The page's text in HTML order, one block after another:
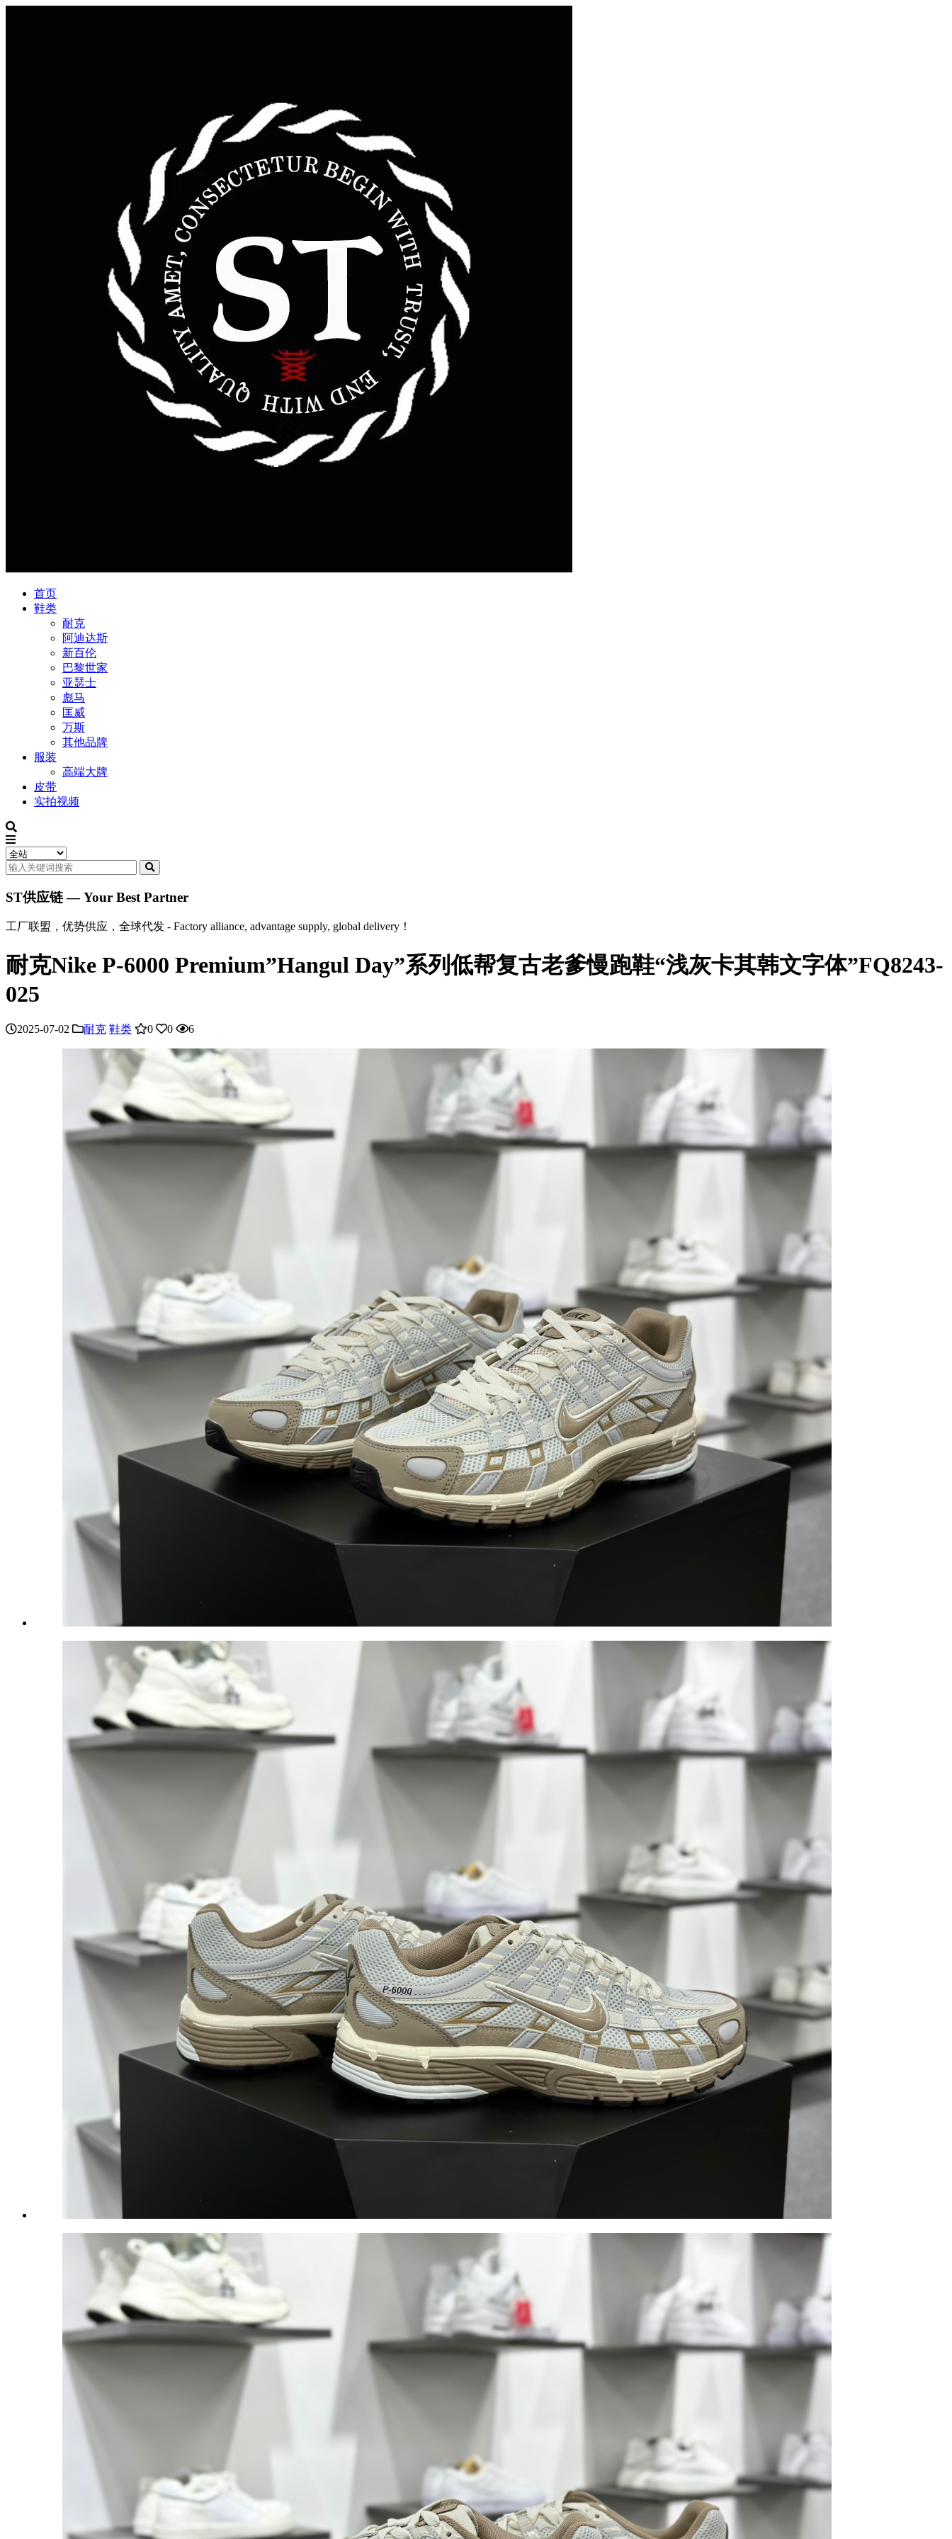
首页
鞋类
耐克
阿迪达斯
新百伦
巴黎世家
亚瑟士
彪马
匡威
万斯
其他品牌
服装
高端大牌
皮带
实拍视频
ST供应链 — Your Best Partner
工厂联盟，优势供应，全球代发 - Factory alliance, advantage supply, global delivery！
耐克Nike P-6000 Premium”Hangul Day”系列低帮复古老爹慢跑鞋“浅灰卡其韩文字体”FQ8243-
025
2025-07-02 耐克 鞋类 0 0 6